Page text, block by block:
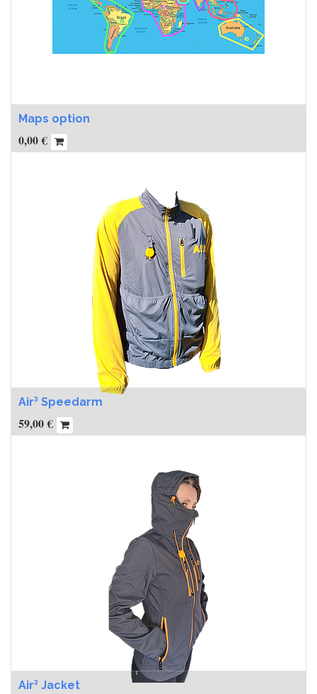
Maps option
0,00€
Air³ Speedarm
59,00€
Air³ Jacket